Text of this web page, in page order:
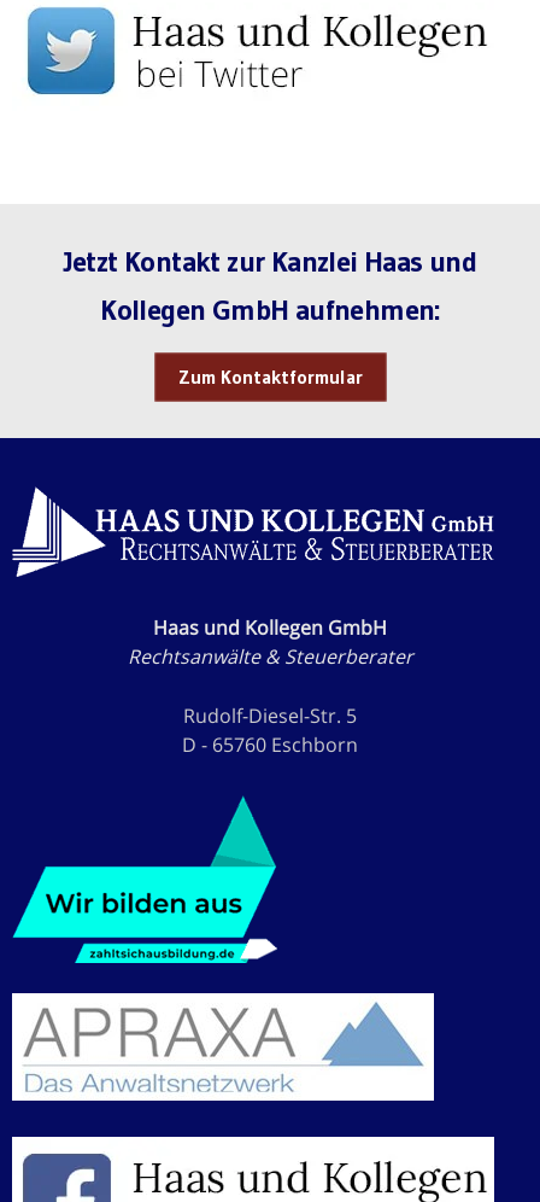
Jetzt Kontakt zur Kanzlei Haas und
Kollegen GmbH aufnehmen:
Zum Kontaktformular
Haas und Kollegen GmbH
Rechtsanwälte & Steuerberater
Rudolf-Diesel-Str. 5
D - 65760 Eschborn